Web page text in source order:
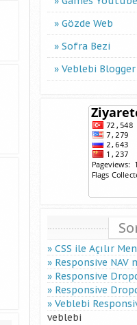
Gözde Web
Sofra Bezi
Veblebi Blogger
CSS ile Açılır
Responsive NAV
Responsive
Responsive
Veblebi
veblebi